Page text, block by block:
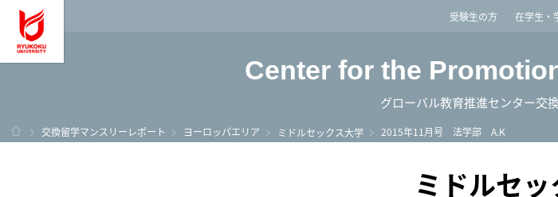
龍谷大学 You, Unlimited受験生の方 在学生・
Center for the
グローバル教育推進センター交
ホーム
交換留学マンスリーレポート ヨーロッパエリア ミドルセックス大学 2015年11月号 法学部 A.K
ミドルセ